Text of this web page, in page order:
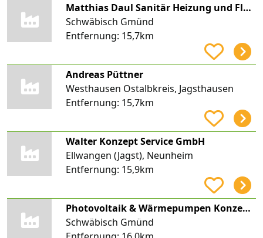
Matthias Daul Sanitär Heizung und Flaschnerei
Schwäbisch Gmünd
Entfernung: 15,7km
Andreas Püttner
Westhausen Ostalbkreis, Jagsthausen
Entfernung: 15,7km
Walter Konzept Service GmbH
Ellwangen (Jagst), Neunheim
Entfernung: 15,9km
Photovoltaik & Wärmepumpen Konzepte Ostalbkreis
Schwäbisch Gmünd